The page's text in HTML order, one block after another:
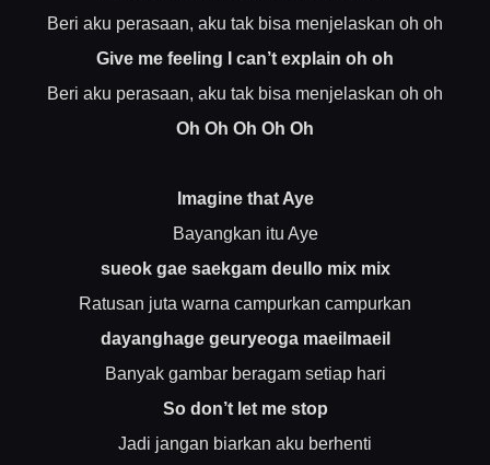
Beri aku perasaan, aku tak bisa menjelaskan oh oh
Give me feeling I can’t explain oh oh
Beri aku perasaan, aku tak bisa menjelaskan oh oh
Oh Oh Oh Oh Oh
Imagine that Aye
Bayangkan itu Aye
sueok gae saekgam deullo mix mix
Ratusan juta warna campurkan campurkan
dayanghage geuryeoga maeilmaeil
Banyak gambar beragam setiap hari
So don’t let me stop
Jadi jangan biarkan aku berhenti